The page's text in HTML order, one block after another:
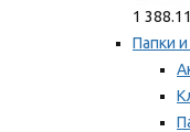
1
Папки